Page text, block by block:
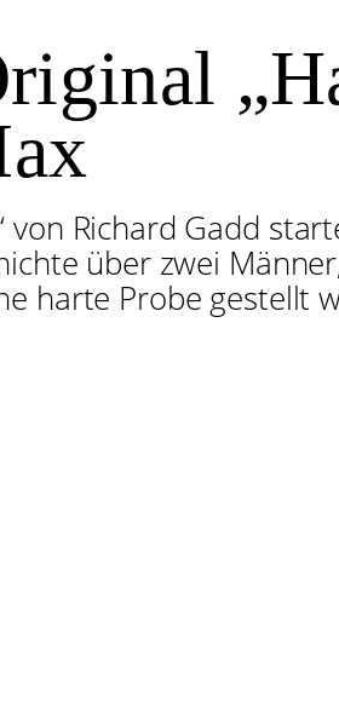
von Richard Gadd
über zwei
harte Probe gestellt